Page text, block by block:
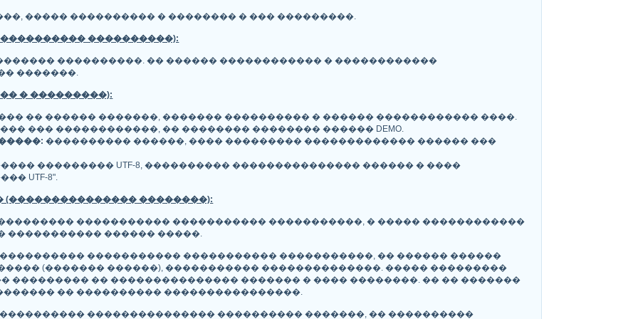
����� ���������� � �������� � ��� ���������.
����������):
����������. �� ������ ������������ � ������������
�������.
� ���������):
�� ������ �������, ������� ���������� � ������ ������������ ����.
��� ������������, �� �������� �������� ������ DEMO.
���������� ������, ���� ��������� ������������� ������ ���
��������� UTF-8, ���������� ��������������� ������ � ����
UTF-8".
��������):
����������� ����������� �����������, � ����� ������������
����������� ������ �����.
����������� ����������� �����������, �� ������ ������
(������� ������), ����������� ��������������. ����� ���������
��������� �� ��������������� ������� � ���� ��������. �� �� �������
�� ���������� ����������������.
��������������� ���������� �������, �� ����������